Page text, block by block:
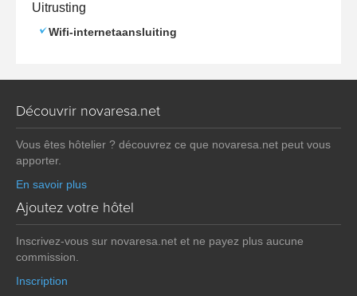
Uitrusting
Wifi-internetaansluiting
Découvrir novaresa.net
Vous êtes hôtelier ? découvrez ce que novaresa.net peut vous
apporter.
En savoir plus
Ajoutez votre hôtel
Inscrivez-vous sur novaresa.net et ne payez plus aucune
commission.
Inscription